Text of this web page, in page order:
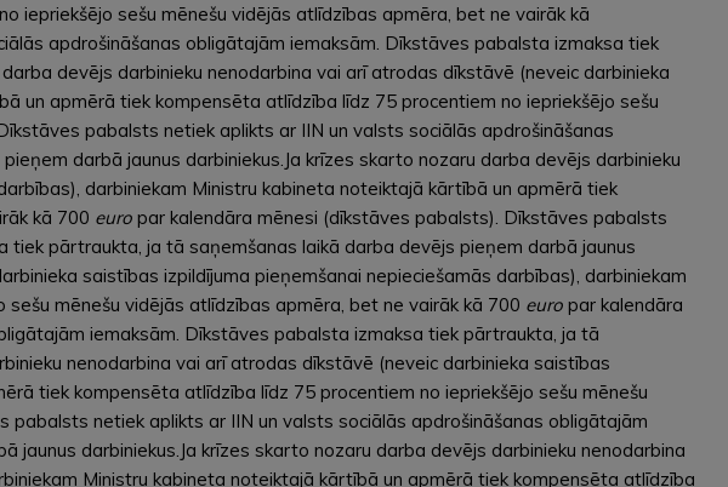
iepriekšējo sešu mēnešu vidējās atlīdzības apmēra, bet ne vairāk kā
apdrošināšanas obligātajām iemaksām. Dīkstāves pabalsta izmaksa tiek
devējs darbinieku nenodarbina vai arī atrodas dīkstāvē (neveic darbinieka
un apmērā tiek kompensēta atlīdzība līdz 75 procentiem no iepriekšējo sešu
pabalsts netiek aplikts ar IIN un valsts sociālās apdrošināšanas
darbā jaunus darbiniekus.Ja krīzes skarto nozaru darba devējs darbinieku
darbiniekam Ministru kabineta noteiktajā kārtībā un apmērā tiek
kā 700 euro par kalendāra mēnesi (dīkstāves pabalsts). Dīkstāves pabalsts
pārtraukta, ja tā saņemšanas laikā darba devējs pieņem darbā jaunus
saistības izpildījuma pieņemšanai nepieciešamās darbības), darbiniekam
mēnešu vidējās atlīdzības apmēra, bet ne vairāk kā 700 euro par kalendāra
iemaksām. Dīkstāves pabalsta izmaksa tiek pārtraukta, ja tā
nenodarbina vai arī atrodas dīkstāvē (neveic darbinieka saistības
tiek kompensēta atlīdzība līdz 75 procentiem no iepriekšējo sešu mēnešu
netiek aplikts ar IIN un valsts sociālās apdrošināšanas obligātajām
darbiniekus.Ja krīzes skarto nozaru darba devējs darbinieku nenodarbina
Ministru kabineta noteiktajā kārtībā un apmērā tiek kompensēta atlīdzība